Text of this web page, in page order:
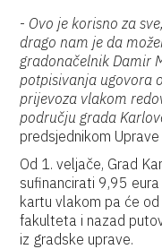
- Ovo je korisno za
drago nam je da
gradonačelnik Damir
potpisivanja ugovora
prijevoza vlakom
području grada
predsjednikom
Od 1. veljače, Grad
sufinancirati 9,95
kartu vlakom pa će
fakulteta i nazad
iz gradske uprave.